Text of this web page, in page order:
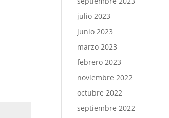
julio 2023
junio 2023
marzo 2023
febrero 2023
noviembre 2022
octubre 2022
septiembre 2022